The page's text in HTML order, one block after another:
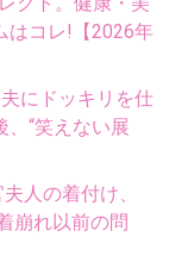
はコレ!【2026年
にドッキリを仕
“笑えない展
人の着付け、
崩れ以前の問